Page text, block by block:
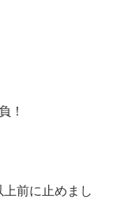
！
前に止めまし